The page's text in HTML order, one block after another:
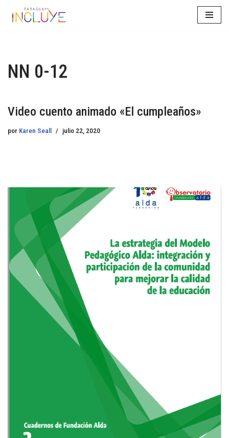
NN 0-12
Video cuento animado «El cumpleaños»
por Karen Seall julio 22, 2020